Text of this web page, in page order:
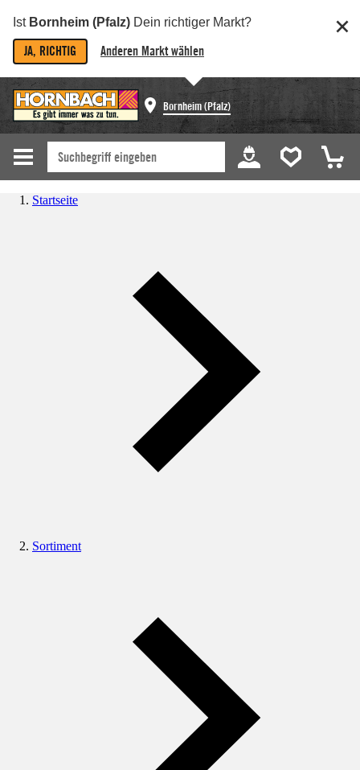
Ist Bornheim (Pfalz) Dein richtiger Markt?
JA, RICHTIG Anderen Markt wählen
Bornheim (Pfalz)
Startseite
Sortiment